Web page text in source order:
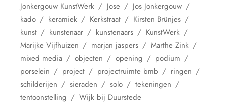
Jonkergouw KunstWerk
Jose
Jos Jonkergouw
kado
keramiek Kerkstraat
Kirsten Brünjes
kunst
kunstenaar kunstenaars
KunstWerk
Marijke Vijfhuizen
marjan jaspers
Marthe Zink
mixed media
objecten opening
podium
porselein
project projectruimte bmb
ringen
schilderijen
sieraden solo
tekeningen
tentoonstelling
Wijk bij Duurstede